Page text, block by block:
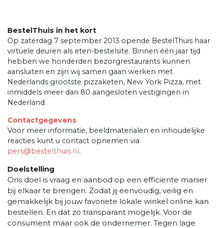
BestelThuis in het kort
Op zaterdag 7 september 2013 opende BestelThuis haar
virtuele deuren als eten-bestelsite. Binnen één jaar tijd
hebben we honderden bezorgrestaurants kunnen
aansluiten en zijn wij samen gaan werken met
Nederlands grootste pizzaketen, New York Pizza, met
inmiddels meer dan 80 aangesloten vestigingen in
Nederland.
Contactgegevens
Voor meer informatie, beeldmaterialen en inhoudelijke
reacties kunt u contact opnemen via
pers@bestelthuis.nl.
Doelstelling
Ons doel is vraag en aanbod op een efficiente manier
bij elkaar te brengen. Zodat jij eenvoudig, veilig en
gemakkelijk bij jouw favoriete lokale winkel online kan
bestellen. En dat zo transparant mogelijk. Voor de
consument maar ook de ondernemer. Tegen lage